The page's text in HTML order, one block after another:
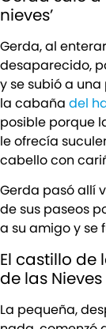
nieves’
Gerda, al
desaparecido,
y se subió a
la cabaña del
posible porque
le ofrecía
cabello con
Gerda pasó allí
de sus paseos
a su amigo y se
El castillo de
de las Nieves
La pequeña,